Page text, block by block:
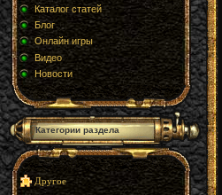
Каталог статей
Блог
Онлайн игры
Видео
Новости
Категории раздела
Другое